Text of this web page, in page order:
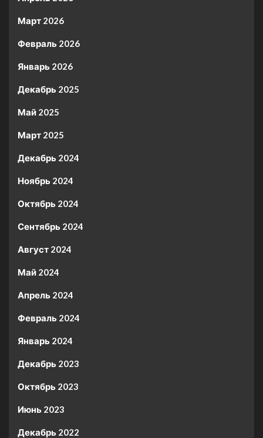
Март 2026
Февраль 2026
Январь 2026
Декабрь 2025
Май 2025
Март 2025
Декабрь 2024
Ноябрь 2024
Октябрь 2024
Сентябрь 2024
Август 2024
Май 2024
Апрель 2024
Февраль 2024
Январь 2024
Декабрь 2023
Октябрь 2023
Июнь 2023
Декабрь 2022